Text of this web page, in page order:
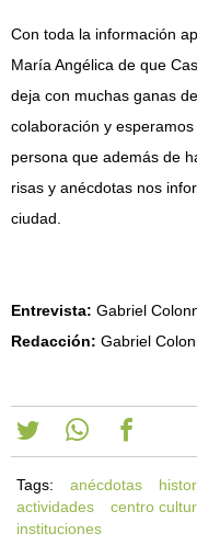
Con toda la información
María Angélica de que
deja con muchas ganas
colaboración y
persona que además de
risas y anécdotas nos
ciudad.
Entrevista: Gabriel
Redacción: Gabriel
Tags: anécdotas
actividades
centro
instituciones